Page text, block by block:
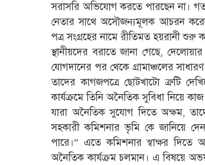
সরাসরি অভিযোগ করতে পারছেন না।
নেতার সাথে অসৌজন্যমূলক আচরন
পত্র সংগ্রহের নামে রীতিমত হয়রানী শুরু
স্থানীয়দের বরাতে জানা গেছে,
যোগদানের পর থেকে গ্রামাঞ্চলের
তাদের কাগজপত্রে ছোটখাটো ত্রুটি
কার্যক্রমে তিনি অনৈতিক সুবিধা নিয়ে
যারা অনৈতিক সুযোগ দিতে অক্ষম,
সহকারী কমিশনার ভৃমি কে জানিয়ে
পারে।” এতে কমিশনার স্বাক্ষর দিতে
অনৈতিক কার্যক্রম চলমান। এ বিষয়ে